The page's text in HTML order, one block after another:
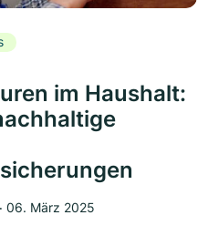
im Haushalt:
‧ 06. März 2025